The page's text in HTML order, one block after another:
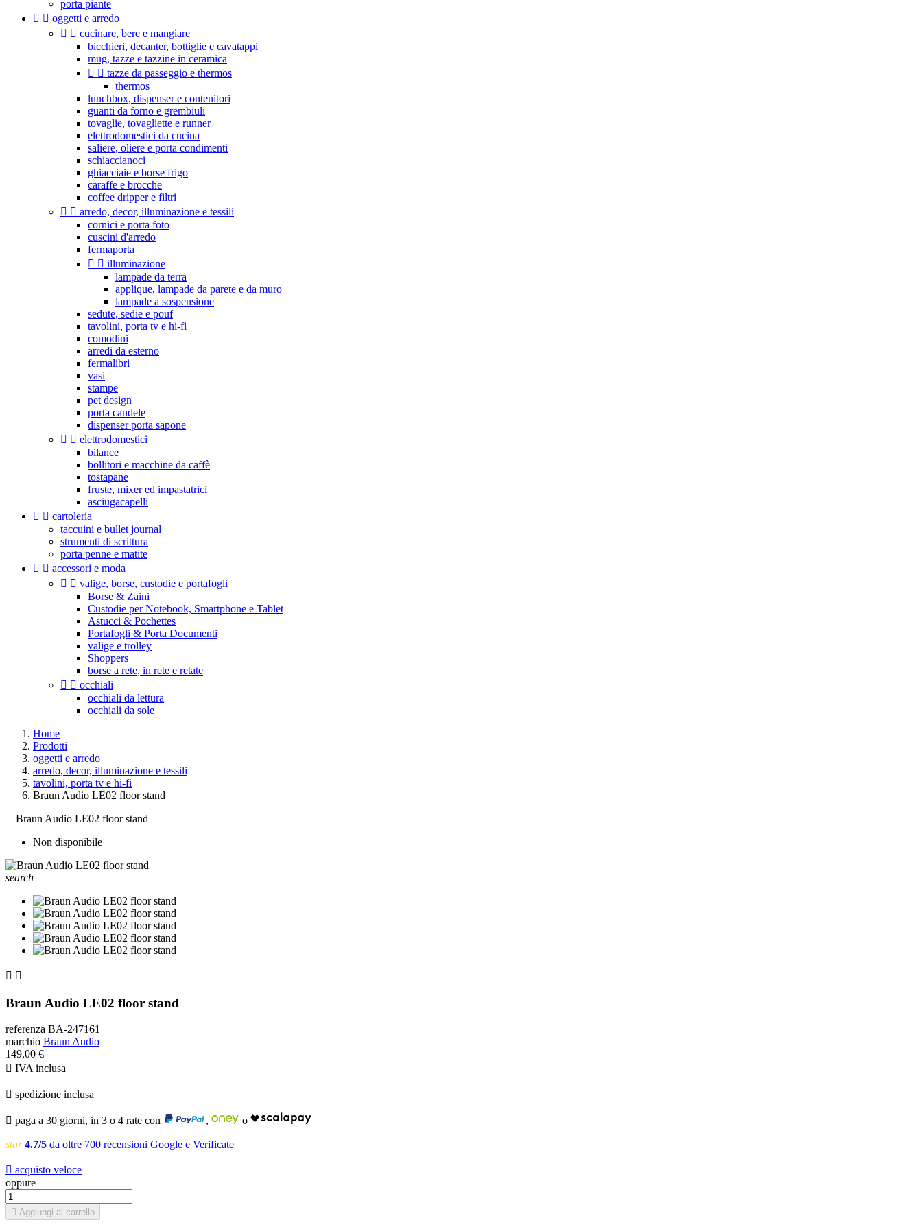
porta piante
  oggetti e arredo
  cucinare, bere e mangiare
bicchieri, decanter, bottiglie e cavatappi
mug, tazze e tazzine in ceramica
  tazze da passeggio e thermos
thermos
lunchbox, dispenser e contenitori
guanti da forno e grembiuli
tovaglie, tovagliette e runner
elettrodomestici da cucina
saliere, oliere e porta condimenti
schiaccianoci
ghiacciaie e borse frigo
caraffe e brocche
coffee dripper e filtri
  arredo, decor, illuminazione e tessili
cornici e porta foto
cuscini d'arredo
fermaporta
  illuminazione
lampade da terra
applique, lampade da parete e da muro
lampade a sospensione
sedute, sedie e pouf
tavolini, porta tv e hi-fi
comodini
arredi da esterno
fermalibri
vasi
stampe
pet design
porta candele
dispenser porta sapone
  elettrodomestici
bilance
bollitori e macchine da caffè
tostapane
fruste, mixer ed impastatrici
asciugacapelli
  cartoleria
taccuini e bullet journal
strumenti di scrittura
porta penne e matite
  accessori e moda
  valige, borse, custodie e portafogli
Borse & Zaini
Custodie per Notebook, Smartphone e Tablet
Astucci & Pochettes
Portafogli & Porta Documenti
valige e trolley
Shoppers
borse a rete, in rete e retate
  occhiali
occhiali da lettura
occhiali da sole
Home
Prodotti
oggetti e arredo
arredo, decor, illuminazione e tessili
tavolini, porta tv e hi-fi
Braun Audio LE02 floor stand
Braun Audio LE02 floor stand
Non disponibile
search
 
Braun Audio LE02 floor stand
referenza BA-247161
marchio Braun Audio
149,00 €
 IVA inclusa
 spedizione inclusa
 paga a 30 giorni, in 3 o 4 rate con , o
star 4.7/5 da oltre 700 recensioni Google e Verificate
 acquisto veloce
oppure
 Aggiungi al carrello